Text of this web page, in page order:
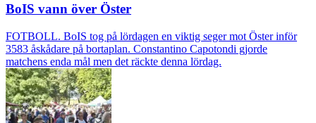
BoIS vann över Öster
FOTBOLL. BoIS tog på lördagen en viktig seger mot Öster inför
3583 åskådare på bortaplan. Constantino Capotondi gjorde
matchens enda mål men det räckte denna lördag.